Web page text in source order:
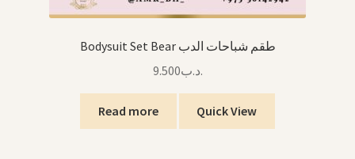
Bodysuit Set Bear طقم شباحات الدب
.د.ب9.500
Read more Quick View